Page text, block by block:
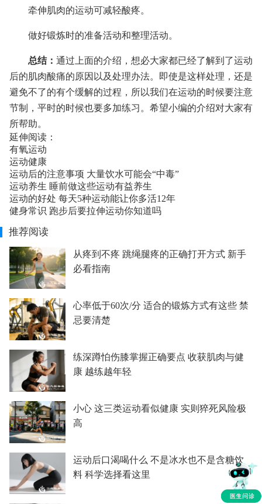
牵伸肌肉的运动可减轻酸疼。
做好锻炼时的准备活动和整理活动。
总结： 通过上面的介绍，想必大家都已经了解到了运动
后的肌肉酸痛的原因以及处理办法。即使是这样处理，还是
避免不了的有个缓解的过程，所以我们在运动的时候要注意
节制，平时的时候也要多加练习。希望小编的介绍对大家有
所帮助。
延伸阅读：
有氧运动
运动健康
运动后的注意事项 大量饮水可能会“中毒”
运动养生 睡前做这些运动有益养生
运动的好处 每天5种运动能让你多活12年
健身常识 跑步后要拉伸运动你知道吗
推荐阅读
从疼到不疼 跳绳腿疼的正确打开方式 新手
必看指南
心率低于60次/分 适合的锻炼方式有这些 禁
忌要清楚
练深蹲怕伤膝掌握正确要点 收获肌肉与健
康 越练越年轻
小心 这三类运动看似健康 实则猝死风险极
高
运动后口渴喝什么 不是冰水也不是含糖饮
料 科学选择看这里